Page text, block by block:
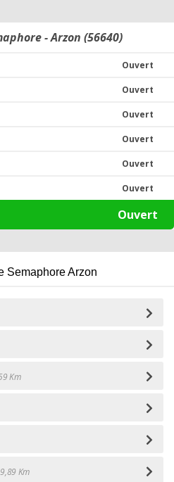
- Arzon (56640)
Ouvert
Ouvert
Ouvert
Ouvert
Ouvert
Ouvert
Ouvert
Semaphore Arzon
Km
9,89 Km